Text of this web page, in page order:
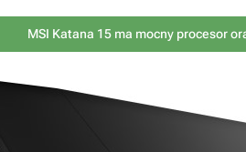
MSI Katana 15 ma mocny procesor